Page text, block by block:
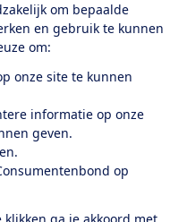
om bepaalde
en gebruik te kunnen
om:
onze site te kunnen
informatie op onze
geven.
op
Privacyverklaring
Instagram
YoutubeLinkedIn